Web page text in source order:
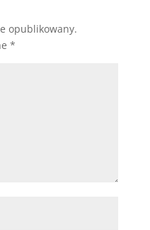
opublikowany.
*